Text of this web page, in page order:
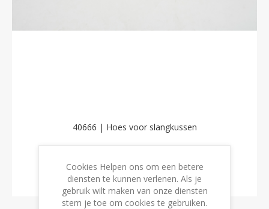
40666 | Hoes voor slangkussen
BESTEL NU!
Cookies Helpen ons om een betere
diensten te kunnen verlenen. Als je
gebruik wilt maken van onze diensten
stem je toe om cookies te gebruiken.